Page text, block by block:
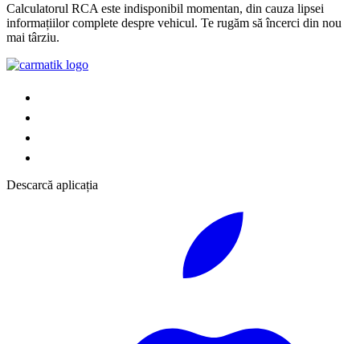
Calculatorul RCA este indisponibil momentan, din cauza lipsei
informațiilor complete despre vehicul. Te rugăm să încerci din nou
mai târziu.
Descarcă aplicația